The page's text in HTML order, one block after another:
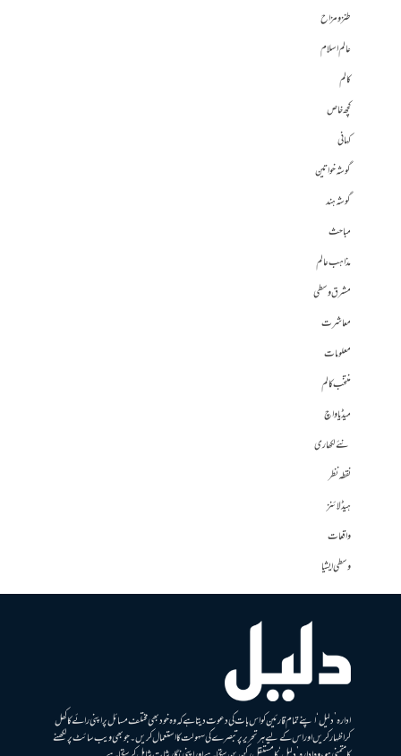
طنز و مزاح
عالم اسلام
کالم
کچھ خاص
کہانی
گوشہ خواتین
گوشہ ہند
مباحث
مذاہب عالم
مشرق وسطی
معاشرت
معلومات
منتخب کالم
میڈیا واچ
نئے لکھاری
نقطہ نظر
ہیڈلائنز
واقعات
وسطی ایشیا
ادارہ ’دلیل‘ اپنے تمام قارئین کو اس بات کی دعوت دیتا ہے کہ وہ خود بھی مختلف مسائل پر اپنی رائے کا کھل
کر اظہار کریں اور اس کے لیے ہر تحریر پر تبصرے کی سہولت کا استعمال کریں۔ جو بھی ویب سائٹ پر لکھنے